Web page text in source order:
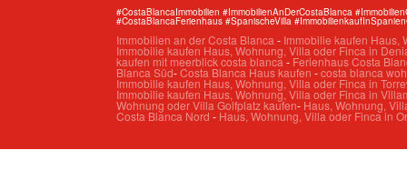
#CostaBlancaImmobilien #ImmobilienAnDerCostaBlanca
#CostaBlancaFerienhaus #SpanischeVilla
Immobilien an der Costa Blanca- Immobilie kaufen Haus,
Immobilie kaufen Haus, Wohnung, Villa oder Finca in
kaufen mit meerblick costa blanca- Ferienhaus Costa
Blanca Süd-Costa Blanca Haus kaufen -costa blanca
Immobilie kaufen Haus, Wohnung, Villa oder Finca in
Immobilie kaufen Haus, Wohnung, Villa oder Finca in
Wohnung oder Villa Golfplatz kaufen- Haus, Wohnung,
Costa Blanca Nord - Haus, Wohnung, Villa oder Finca in